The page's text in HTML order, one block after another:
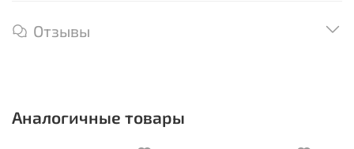
Отзывы
Аналогичные товары